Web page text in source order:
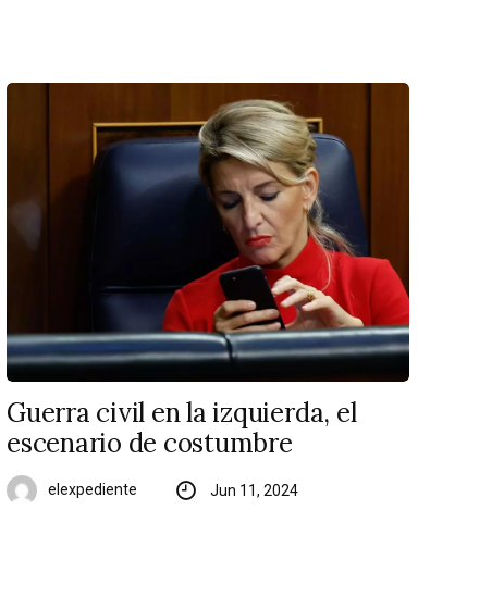
Guerra civil en la izquierda, el
escenario de costumbre
elexpediente Jun 11, 2024